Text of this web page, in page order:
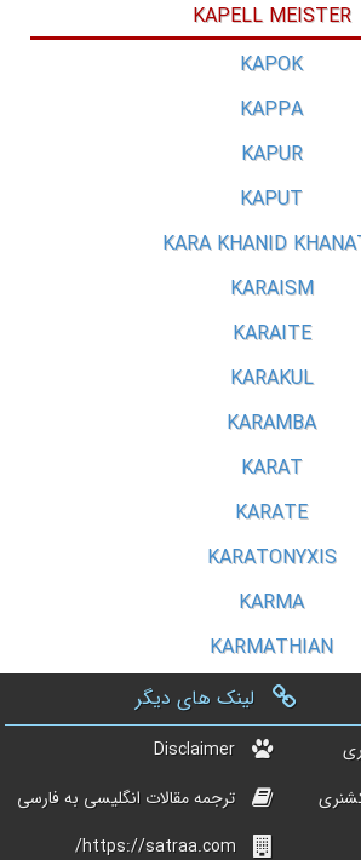
KAPELL MEISTER
KAPOK
KAPPA
KAPUR
KAPUT
KARA KHANID
KARAISM
KARAITE
KARAKUL
KARAMBA
KARAT
KARATE
KARATONYXIS
KARMA
KARMATHIAN
لینک های دیگر
Disclaimer
ترجمه مقالات انگلیسی به فارسی
https://satraa.com/